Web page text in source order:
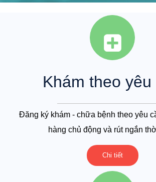
Khám theo yêu
Đăng ký khám - chữa bệnh theo yêu
hàng chủ động và rút ngắn
Chi tiết